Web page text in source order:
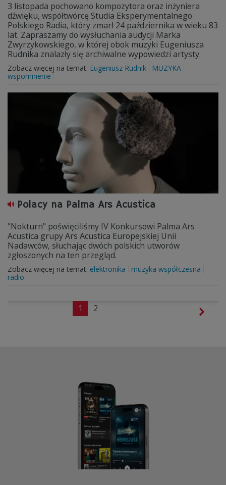
3 listopada pochowano kompozytora oraz inżyniera
dźwięku, współtwórcę Studia Eksperymentalnego
Polskiego Radia, który zmarł 24 października w wieku 83
lat. Zapraszamy do wysłuchania audycji Marka
Zwyrzykowskiego, w której obok muzyki Eugeniusza
Rudnika znalazły się archiwalne wypowiedzi artysty.
Zobacz więcej na temat: Eugeniusz Rudnik
MUZYKA
wspomnienie
Polacy na Palma Ars Acustica
"Nokturn" poświęciliśmy IV Konkursowi Palma Ars
Acustica grupy Ars Acustica Europejskiej Unii
Nadawców, słuchając dwóch polskich utworów
zgłoszonych na ten przegląd.
Zobacz więcej na temat: elektronika
muzyka współczesna
radio
1 2